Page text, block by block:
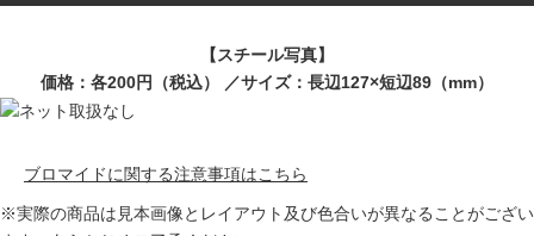
【スチール写真】
価格：各200円（税込） ／サイズ：長辺127×短辺89（mm）
ブロマイドに関する注意事項はこちら
※実際の商品は見本画像とレイアウト及び色合いが異なることがござい
グッズ
店舗情報
カスタマイズCD